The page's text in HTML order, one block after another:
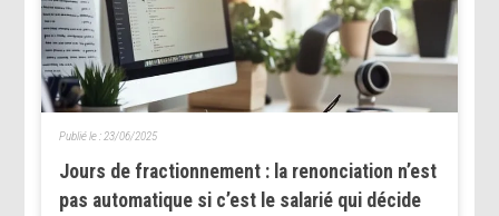
Jours de fractionnement : la renonciation n’est
pas automatique si c’est le salarié qui décide
Publié le : 23/06/2025